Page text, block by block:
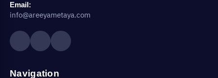
Email:
info@areeyametaya.com
Navigation